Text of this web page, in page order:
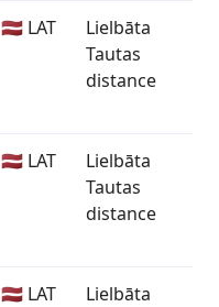
🇱🇻 LAT
Lielbāta
Tautas
distance
🇱🇻 LAT
Lielbāta
Tautas
distance
🇱🇻 LAT
Lielbāta